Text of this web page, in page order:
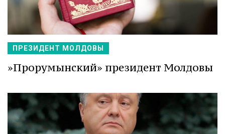
ПРЕЗИДЕНТ МОЛДОВЫ
»Прорумынский» президент Молдовы